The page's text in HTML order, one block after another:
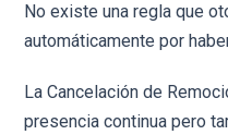
No existe una regla que
automáticamente por
La Cancelación de
presencia continua pero